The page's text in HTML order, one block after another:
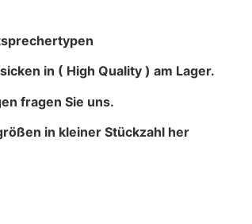
in ( High Quality ) am Lager.
fragen Sie uns.
in kleiner Stückzahl her